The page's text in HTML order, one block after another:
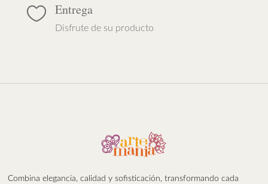
 Entrega
Disfrute de su producto
Combina elegancia, calidad y sofisticación, transformando cada